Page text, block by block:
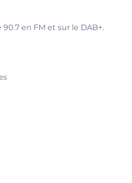
en FM et sur le DAB+.